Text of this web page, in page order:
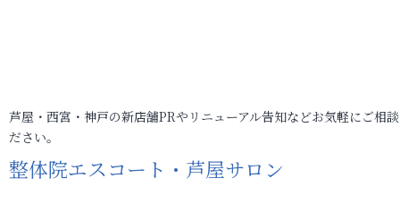
芦屋・西宮・神戸の新店舗PRやリニューアル告知などお気軽にご相
ださい。
整体院エスコート・芦屋サロン